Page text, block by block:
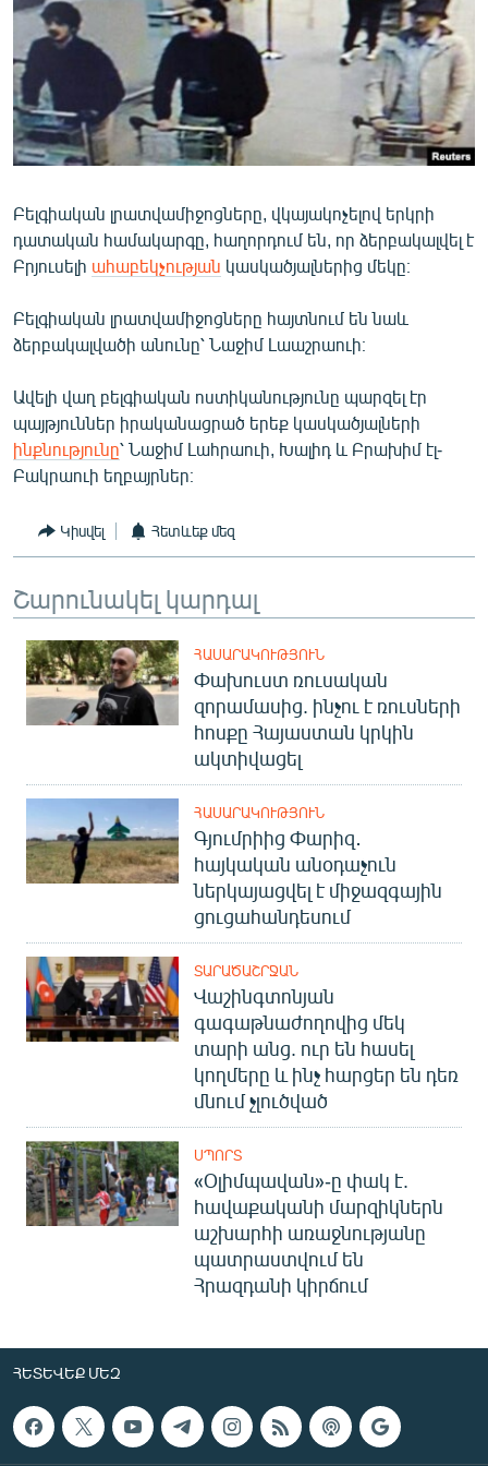
ՄԻՋԱԶԳԱՅԻՆ
ՄՇԱԿՈՒՅԹ
ՍՊՈՐՏ
ՄԵԿՆԱԲԱՆՈՒԹՅՈՒՆ
ԿՈՐՈՆԱՎԻՐՈՒՍ
ԱՐԽԻՎ
ԲԱՆԱՎԵՃ
ՓՈԴՔԱՍԹ
Հայերեն
Русский
ՀԵՏԵՎԵՔ ՄԵԶ
«Ազատության» բոլոր կայքերը
Բելգիական լրատվամիջոցները, վկայակոչելով երկրի
դատական համակարգը, հաղորդում են, որ ձերբակալվել է
Բրյուսելի ահաբեկչության կասկածյալներից մեկը։
Բելգիական լրատվամիջոցները հայտնում են նաև
ձերբակալվածի անունը՝ Նաջիմ Լաաշրաուի։
Ավելի վաղ բելգիական ոստիկանությունը պարզել էր
պայթյուններ իրականացրած երեք կասկածյալների
ինքնությունը՝ Նաջիմ Լահրաուի, Խալիդ և Բրախիմ էլ-
Բակրաուի եղբայրներ։
Կիսվել Հետևեք մեզ
Շարունակել կարդալ
ՀԱՍԱՐԱԿՈՒԹՅՈՒՆ
Փախուստ ռուսական
զորամասից. ինչու է ռուսների
հոսքը Հայաստան կրկին
ակտիվացել
ՀԱՍԱՐԱԿՈՒԹՅՈՒՆ
Գյումրիից Փարիզ․
հայկական անօդաչուն
ներկայացվել է միջազգային
ցուցահանդեսում
ՏԱՐԱԾԱՇՐՋԱՆ
Վաշինգտոնյան
գագաթնաժողովից մեկ
տարի անց. ուր են հասել
կողմերը և ինչ հարցեր են դեռ
մնում չլուծված
ՍՊՈՐՏ
«Օլիմպավան»-ը փակ է.
հավաքականի մարզիկներն
աշխարհի առաջնությանը
պատրաստվում են
Հրազդանի կիրճում
ՀԵՏԵՎԵՔ ՄԵԶ